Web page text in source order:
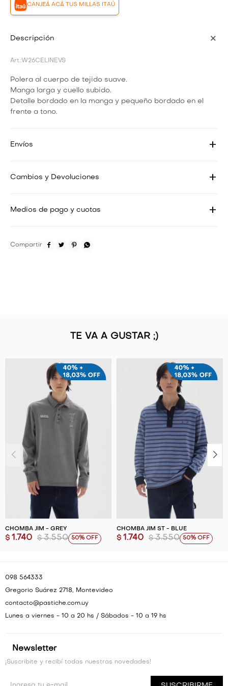
CANJEÁ ACÁ TUS MILLAS ITAÚ
Descripción
W26CELINEVS
Polera al cuerpo de tejido suave.
Manga larga y cuello subido.
Detalle bordado en la manga y pequeño bordado en el
frente a tono.
Envíos
Cambios y Devoluciones
Medios de pago y cuotas
   
TE VA A GUSTAR ;)
CHOMBA JIM - GREY
$ 1.740 $ 3.550 50
CHOMBA JIM ST - BLUE
$ 1.740 $ 3.550 50
Newsletter
¡Suscribite y recibí todas nuestras novedades!
098 564333
Gregorio Suárez 2718, Montevideo
contacto@pastiche.com.uy
Lunes a viernes - 10 a 20 hs / Sábados - 10 a 19 hs